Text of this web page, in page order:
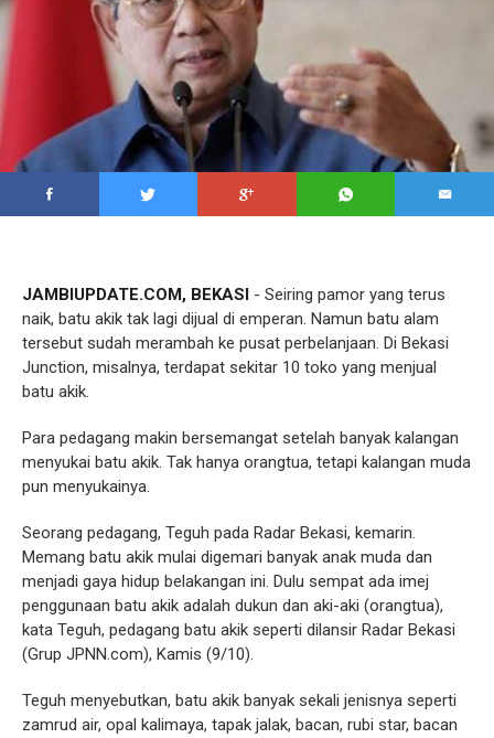
JAMBIUPDATE.COM, BEKASI - Seiring pamor yang terus
naik, batu akik tak lagi dijual di emperan. Namun batu alam
tersebut sudah merambah ke pusat perbelanjaan. Di Bekasi
Junction, misalnya, terdapat sekitar 10 toko yang menjual
batu akik.
Para pedagang makin bersemangat setelah banyak kalangan
menyukai batu akik. Tak hanya orangtua, tetapi kalangan muda
pun menyukainya.
Seorang pedagang, Teguh pada Radar Bekasi, kemarin.
Memang batu akik mulai digemari banyak anak muda dan
menjadi gaya hidup belakangan ini. Dulu sempat ada imej
penggunaan batu akik adalah dukun dan aki-aki (orangtua),
kata Teguh, pedagang batu akik seperti dilansir Radar Bekasi
(Grup JPNN.com), Kamis (9/10).
Teguh menyebutkan, batu akik banyak sekali jenisnya seperti
zamrud air, opal kalimaya, tapak jalak, bacan, rubi star, bacan